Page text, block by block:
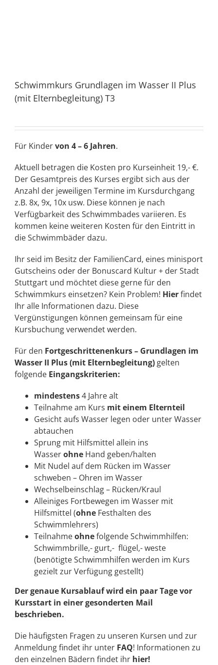
Schwimmkurs Grundlagen im Wasser II Plus
(mit Elternbegleitung) T3
Für Kindervon 4 – 6 Jahren.
Aktuell betragen die Kosten pro Kurseinheit 19,- €.
Der Gesamtpreis des Kurses ergibt sich aus der
Anzahl der jeweiligen Termine im Kursdurchgang
z.B. 8x, 9x, 10x usw. Diese können je nach
Verfügbarkeit des Schwimmbades variieren. Es
kommen keine weiteren Kosten für den Eintritt in
die Schwimmbäder dazu.
Ihr seid im Besitz der FamilienCard, eines minisport
Gutscheins oder der Bonuscard Kultur + der Stadt
Stuttgart und möchtet diese gerne für den
Schwimmkurs einsetzen? Kein Problem! Hierfindet
Ihr alle Informationen dazu. Diese
Vergünstigungen können gemeinsam für eine
Kursbuchung verwendet werden.
Für den Fortgeschrittenenkurs – Grundlagen im
Wasser II Plus (mit Elternbegleitung) gelten
folgende Eingangskriterien:
mindestens4 Jahre alt
Teilnahme am Kurs mit einem Elternteil
Gesicht aufs Wasser legen oder unter Wasser
abtauchen
Sprung mit Hilfsmittel allein ins
Wasserohne Hand geben/halten
Mit Nudel auf dem Rücken im Wasser
schweben – Ohren im Wasser
Wechselbeinschlag – Rücken/Kraul
Alleiniges Fortbewegen im Wasser mit
Hilfsmittel (ohne Festhalten des
Schwimmlehrers)
Teilnahmeohnefolgende Schwimmhilfen:
Schwimmbrille,- gurt,- flügel,- weste
(benötigte Schwimmhilfen werden im Kurs
gezielt zur Verfügung gestellt)
Der genaue Kursablauf wird ein paar Tage vor
Kursstart in einer gesonderten Mail
beschrieben.
Die häufigsten Fragen zu unseren Kursen und zur
Anmeldung findet ihr unter FAQ! Informationen zu
den einzelnen Bädern findet ihr hier!